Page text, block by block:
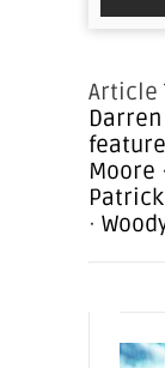
Article
Moore ·
·